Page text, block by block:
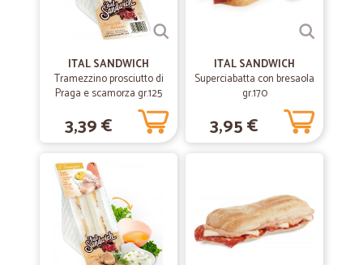
Ho effettuato la spesa presso Cicalia per la prima volta e sono
rimasta molto soddisfatta. Arrivata nel giorno stabilito, prodotti di
ottima qualità e mantenuti molto bene.
—Gustavo A.
consegna tempestiva.
consegna tempestiva.Prodotto ottimo e conforme alle specifiche
13/10/2021
—Marco valerio S.
Veloci, precisi. Nulla da eccepire.
ITAL SANDWICH
Tramezzino prosciutto di
Praga e scamorza gr.125
3,39 €
ITAL SANDWICH
Superciabatta con bresaola
gr.170
3,95 €